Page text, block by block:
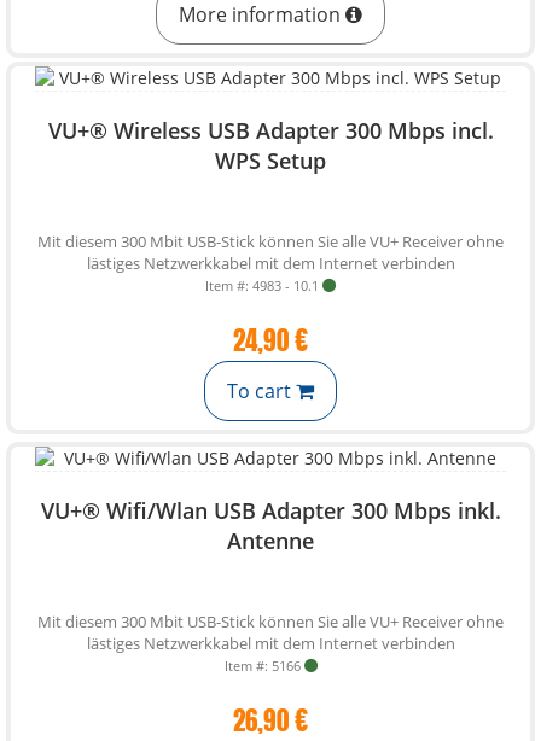
More information
VU+® Wireless USB Adapter 300 Mbps incl.
WPS Setup
Mit diesem 300 Mbit USB-Stick können Sie alle VU+ Receiver ohne
lästiges Netzwerkkabel mit dem Internet verbinden
Item #: 4983 - 10.1
24,90 €
To cart
VU+® Wifi/Wlan USB Adapter 300 Mbps inkl.
Antenne
Mit diesem 300 Mbit USB-Stick können Sie alle VU+ Receiver ohne
lästiges Netzwerkkabel mit dem Internet verbinden
Item #: 5166
26,90 €